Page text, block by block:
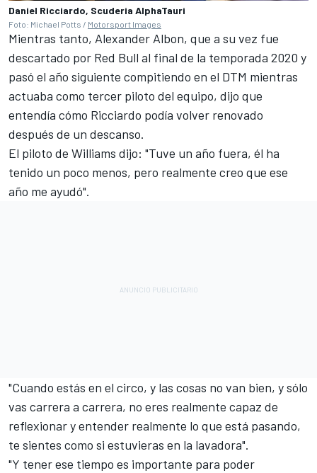
Daniel Ricciardo, Scuderia AlphaTauri
Foto: Michael Potts / Motorsport Images
Mientras tanto, Alexander Albon, que a su vez fue
descartado por Red Bull al final de la temporada 2020 y
pasó el año siguiente compitiendo en el DTM mientras
actuaba como tercer piloto del equipo, dijo que
entendía cómo Ricciardo podía volver renovado
después de un descanso.
El piloto de Williams dijo: "Tuve un año fuera, él ha
tenido un poco menos, pero realmente creo que ese
año me ayudó".
"Cuando estás en el circo, y las cosas no van bien, y sólo
vas carrera a carrera, no eres realmente capaz de
reflexionar y entender realmente lo que está pasando,
te sientes como si estuvieras en la lavadora".
"Y tener ese tiempo es importante para poder